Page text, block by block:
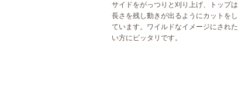
サイドをがっつりと刈り上げ、トップは
長さを残し動きが出るようにカットをし
ています。ワイルドなイメージにされた
い方にピッタリです。